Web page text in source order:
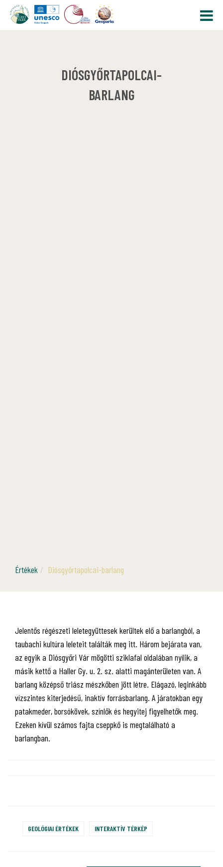
DIÓSGYŐRTAPOLCAI-
BARLANG
Értékek Diósgyőrtapolcai-barlang
Jelentős régészeti leletegyüttesek kerültek elő a barlangból, a
taubachi kultúra leleteit találták meg itt. Három bejárata van,
az egyik a Diósgyőri Vár mögötti sziklafal oldalában nyílik, a
másik kettő a Haller Gy. u. 2. sz. alatti magánterületen van. A
barlang középső triász mészkőben jött létre. Elágazó, leginkább
vízszintes kiterjedésű, inaktív forrásbarlang. A járatokban egy
patakmeder, borsókövek, színlők és hegyitej figyelhetők meg.
Ezeken kívül számos fajta cseppkő is megtalálható a
barlangban.
GEOLÓGIAI ÉRTÉKEK INTERAKTÍV TÉRKÉP